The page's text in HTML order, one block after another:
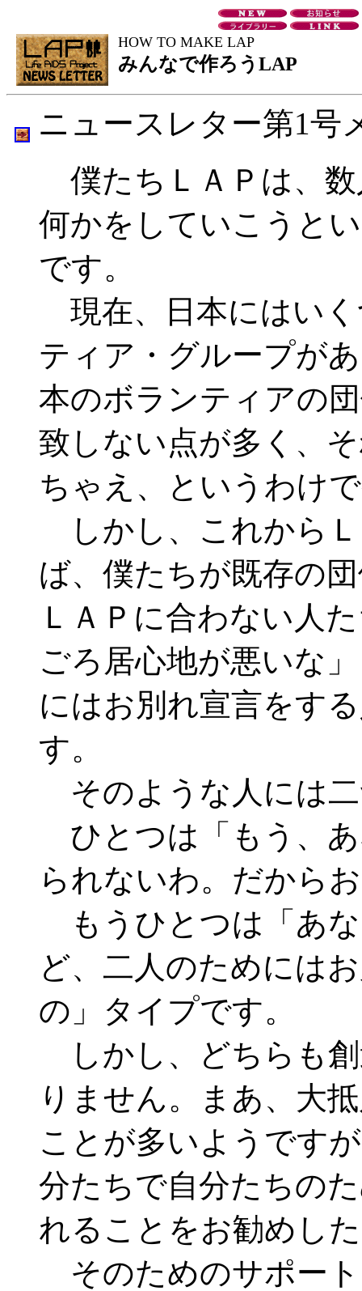
HOW TO MAKE LAP
みんなで作ろうLAP
ニュースレター第1号
僕たちＬＡＰは、
何かをしていこうと
です。
現在、日本にはい
ティア・グループが
本のボランティアの
致しない点が多く、
ちゃえ、というわけ
しかし、これから
ば、僕たちが既存の
ＬＡＰに合わない人
ごろ居心地が悪いな
にはお別れ宣言をす
す。
そのような人には
ひとつは「もう、
られないわ。だから
もうひとつは「あ
ど、二人のためには
の」タイプです。
しかし、どちらも
りません。まあ、大
ことが多いようです
分たちで自分たちの
れることをお勧めし
そのためのサポー